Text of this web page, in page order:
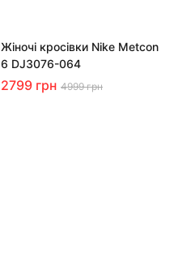
Жіночі кросівки Nike Metcon
6 DJ3076-064
2799 грн 4999 грн